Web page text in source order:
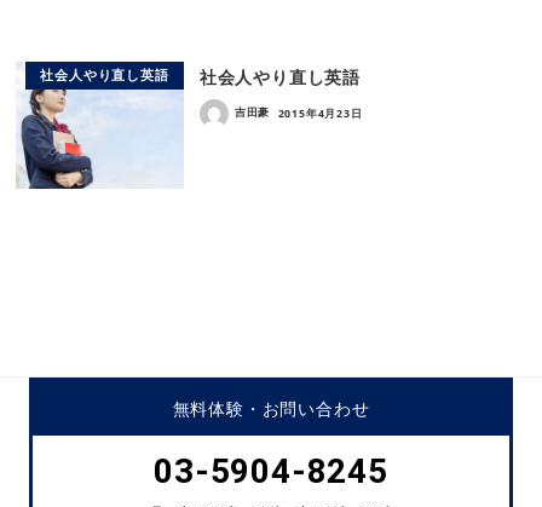
社会人やり直し英語 社会人やり直し英語
吉田豪 2015年4月23日
無料体験・ お問い合わせ
03-5904-8245